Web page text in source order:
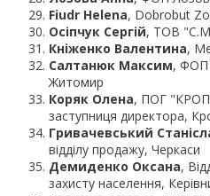
Fiudr Helena, Dobrobut
Осіпчук Сергій, ТОВ
Кніженко Валентина,
Салтанюк Максим, ФОП
Житомир
Коряк Олена, ПОГ
заступниця директора,
Гривачевський
відділу продажу, Черкаси
Демиденко Оксана,
захисту населення,